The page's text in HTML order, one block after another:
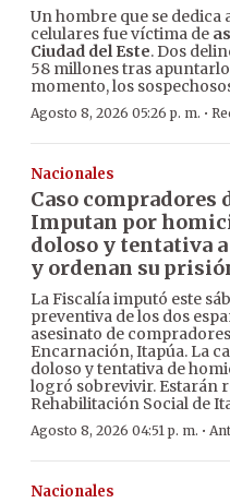
Un hombre que se
celulares fue víctima de
Ciudad del Este. Dos
58 millones tras
momento, los
Agosto 8, 2026 05:26 p. m. ·
Nacionales
Caso compradores
Imputan por
doloso y tentativa
y ordenan su
La Fiscalía imputó este
preventiva de los dos
asesinato de
Encarnación, Itapúa. La
doloso y tentativa de
logró sobrevivir. Estarán
Rehabilitación Social de
Agosto 8, 2026 04:51 p. m. ·
Nacionales